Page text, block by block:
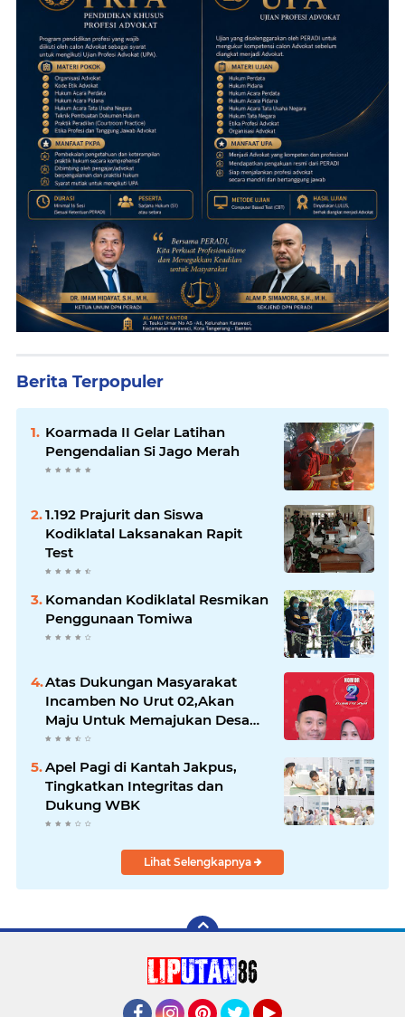
Berita Terpopuler
Koarmada II Gelar Latihan
Pengendalian Si Jago Merah
1.192 Prajurit dan Siswa
Kodiklatal Laksanakan Rapit
Test
Komandan Kodiklatal Resmikan
Penggunaan Tomiwa
Atas Dukungan Masyarakat
Incamben No Urut 02,Akan
Maju Untuk Memajukan Desa
Tegal Kunir Kidul
Apel Pagi di Kantah Jakpus,
Tingkatkan Integritas dan
Dukung WBK
Lihat Selengkapnya